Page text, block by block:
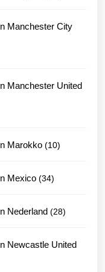
Manchester City
Manchester United
Marokko 1010
Mexico 3434
Nederland 2828
Newcastle United